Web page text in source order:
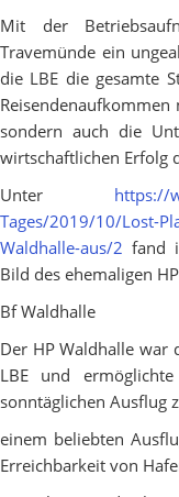
Mit der
Travemünde ein
die LBE die gesamte
sondern auch die
wirtschaftlichen Erfolg
Unter https://
Tages/2019/10/Lost-
Waldhalle-aus/2 fand
Bild des ehemaligen
Bf Waldhalle
Der HP Waldhalle war
LBE und
sonntäglichen Ausflug
einem beliebten
Erreichbarkeit von